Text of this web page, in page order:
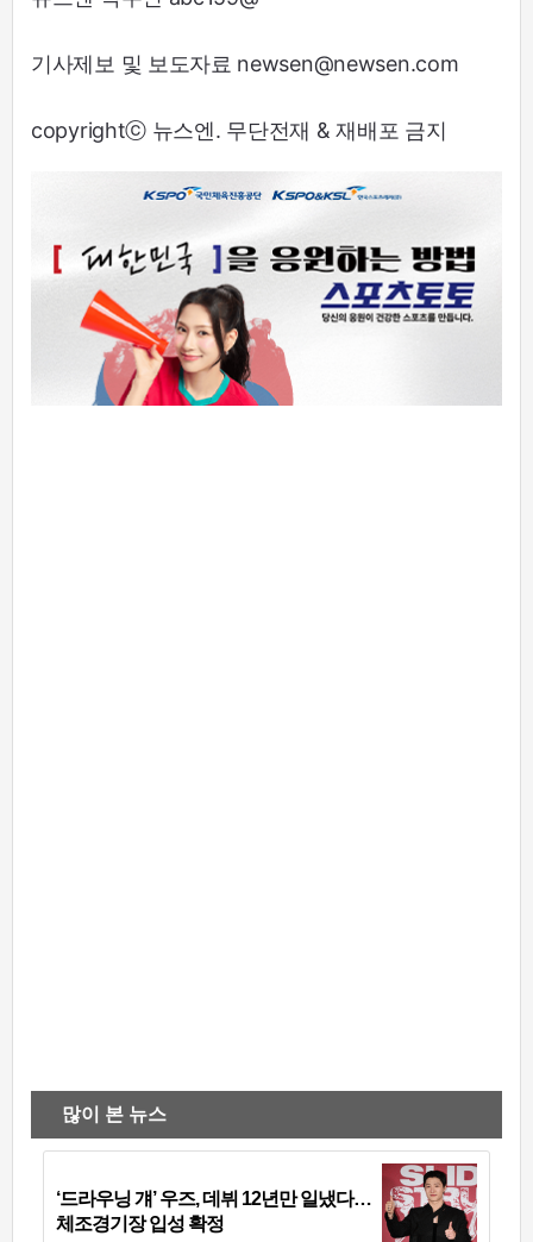
기사제보 및 보도자료 newsen@newsen.com
copyrightⓒ 뉴스엔. 무단전재 & 재배포 금지
많이 본 뉴스
‘드라우닝 걔’ 우즈, 데뷔 12년만 일냈다…
체조경기장 입성 확정